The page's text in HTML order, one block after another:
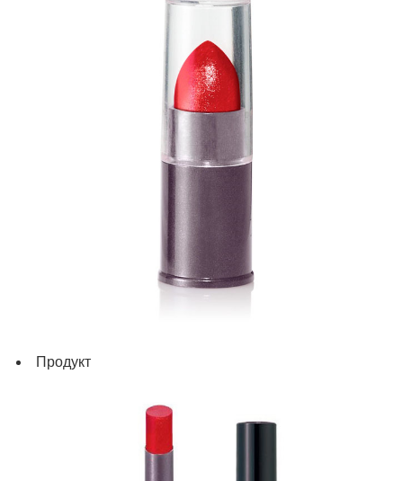
Продукт